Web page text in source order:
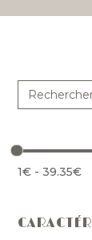
Search
for:
1€ -39.35€